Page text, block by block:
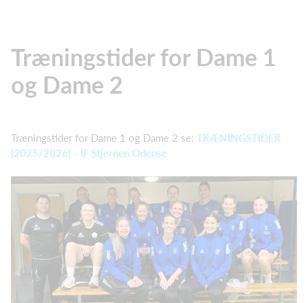
Træningstider for Dame 1
og Dame 2
Træningstider for Dame 1 og Dame 2 se: TRÆNINGSTIDER
(2025/2026) - IF Stjernen Odense